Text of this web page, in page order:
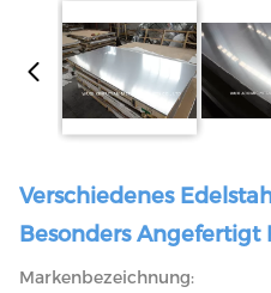
Verschiedenes
Besonders
Markenbezeichnung: